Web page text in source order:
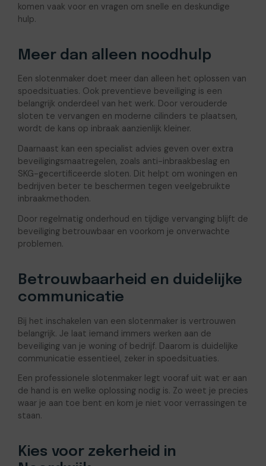
komen vaak voor en vragen om snelle en deskundige
hulp.
Meer dan alleen noodhulp
Een slotenmaker doet meer dan alleen het oplossen van
spoedsituaties. Ook preventieve beveiliging is een
belangrijk onderdeel van het werk. Door verouderde
sloten te vervangen en moderne cilinders te plaatsen,
wordt de kans op inbraak aanzienlijk kleiner.
Daarnaast kan een specialist advies geven over extra
beveiligingsmaatregelen, zoals anti-inbraakbeslag en
SKG-gecertificeerde sloten. Dit helpt om woningen en
bedrijven beter te beschermen tegen veelgebruikte
inbraakmethoden.
Door regelmatig onderhoud en tijdige vervanging blijft de
beveiliging betrouwbaar en voorkom je onverwachte
problemen.
Betrouwbaarheid en duidelijke
communicatie
Bij het inschakelen van een slotenmaker is vertrouwen
belangrijk. Je laat iemand immers werken aan de
beveiliging van je woning of bedrijf. Daarom is duidelijke
communicatie essentieel, zeker in spoedsituaties.
Een professionele slotenmaker legt vooraf uit wat er aan
de hand is en welke oplossing nodig is. Zo weet je precies
waar je aan toe bent en kom je niet voor verrassingen te
staan.
Kies voor zekerheid in